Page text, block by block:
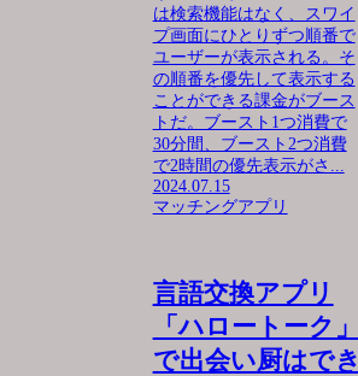
は検索機能はなく、スワイ
プ画面にひとりずつ順番で
ユーザーが表示される。そ
の順番を優先して表示する
ことができる課金がブース
トだ。ブースト1つ消費で
30分間、ブースト2つ消費
で2時間の優先表示がさ...
2024.07.15
マッチングアプリ
言語交換アプリ
「ハロートーク」
で出会い厨はでき